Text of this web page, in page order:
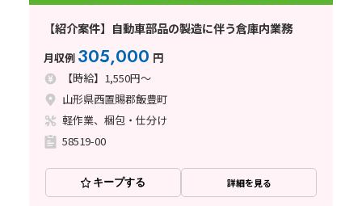
【紹介案件】自動車部品の製造に伴う倉庫内業務
月収例 305,000 円
【時給】1,550円～
山形県西置賜郡飯豊町
軽作業、梱包・仕分け
58519-00
キープする 詳細を見る